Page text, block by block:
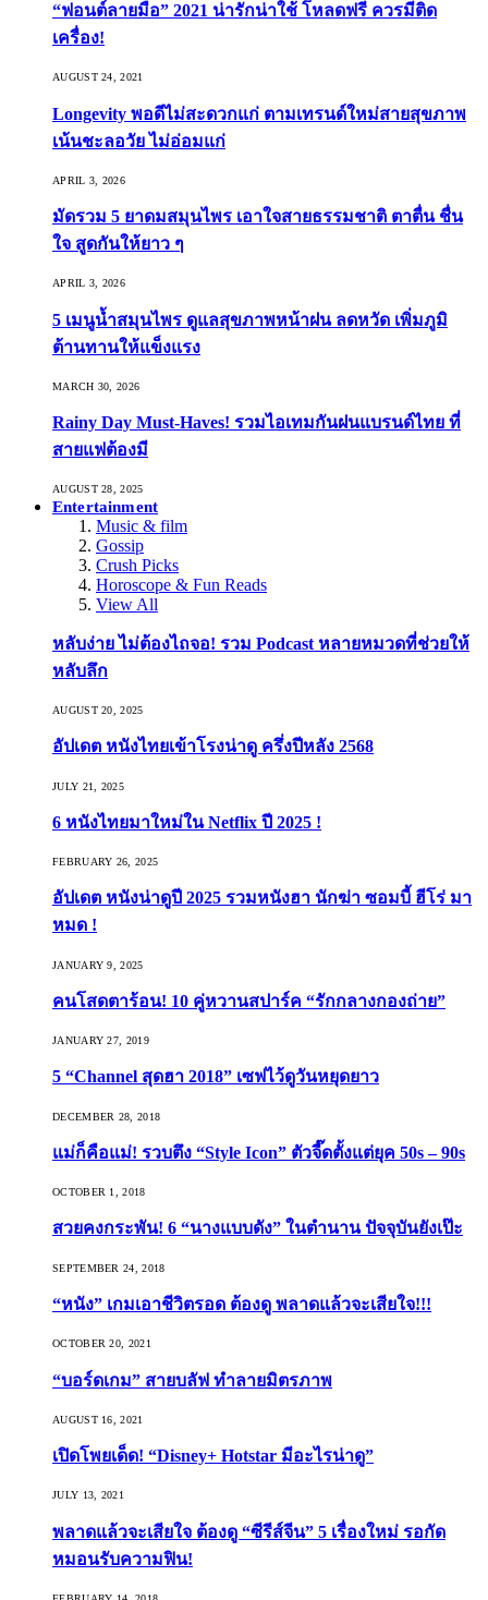
“ฟอนต์ลายมือ” 2021 น่ารักน่าใช้ โหลดฟรี ควรมีติด
เครื่อง!
AUGUST 24, 2021
Longevity พอดีไม่สะดวกแก่ ตามเทรนด์ใหม่สายสุขภาพ
เน้นชะลอวัย ไม่อ่อมแก่
APRIL 3, 2026
มัดรวม 5 ยาดมสมุนไพร เอาใจสายธรรมชาติ ตาตื่น ชื่น
ใจ สูดกันให้ยาว ๆ
APRIL 3, 2026
5 เมนูน้ำสมุนไพร ดูแลสุขภาพหน้าฝน ลดหวัด เพิ่มภูมิ
ต้านทานให้แข็งแรง
MARCH 30, 2026
Rainy Day Must-Haves! รวมไอเทมกันฝนแบรนด์ไทย ที่
สายแฟต้องมี
AUGUST 28, 2025
Entertainment
Music & film
Gossip
Crush Picks
Horoscope & Fun Reads
View All
หลับง่าย ไม่ต้องไถจอ! รวม Podcast หลายหมวดที่ช่วยให้
หลับลึก
AUGUST 20, 2025
อัปเดต หนังไทยเข้าโรงน่าดู ครึ่งปีหลัง 2568
JULY 21, 2025
6 หนังไทยมาใหม่ใน Netflix ปี 2025 !
FEBRUARY 26, 2025
อัปเดต หนังน่าดูปี 2025 รวมหนังฮา นักฆ่า ซอมบี้ ฮีโร่ มา
หมด !
JANUARY 9, 2025
คนโสดตาร้อน! 10 คู่หวานสปาร์ค “รักกลางกองถ่าย”
JANUARY 27, 2019
5 “Channel สุดฮา 2018” เซฟไว้ดูวันหยุดยาว
DECEMBER 28, 2018
แม่ก็คือแม่! รวบตึง “Style Icon” ตัวจี๊ดตั้งแต่ยุค 50s – 90s
OCTOBER 1, 2018
สวยคงกระพัน! 6 “นางแบบดัง” ในตำนาน ปัจจุบันยังเป๊ะ
SEPTEMBER 24, 2018
“หนัง” เกมเอาชีวิตรอด ต้องดู พลาดแล้วจะเสียใจ!!!
OCTOBER 20, 2021
“บอร์ดเกม” สายบลัฟ ทำลายมิตรภาพ
AUGUST 16, 2021
เปิดโพยเด็ด! “Disney+ Hotstar มีอะไรน่าดู”
JULY 13, 2021
พลาดแล้วจะเสียใจ ต้องดู “ซีรีส์จีน” 5 เรื่องใหม่ รอกัด
หมอนรับความฟิน!